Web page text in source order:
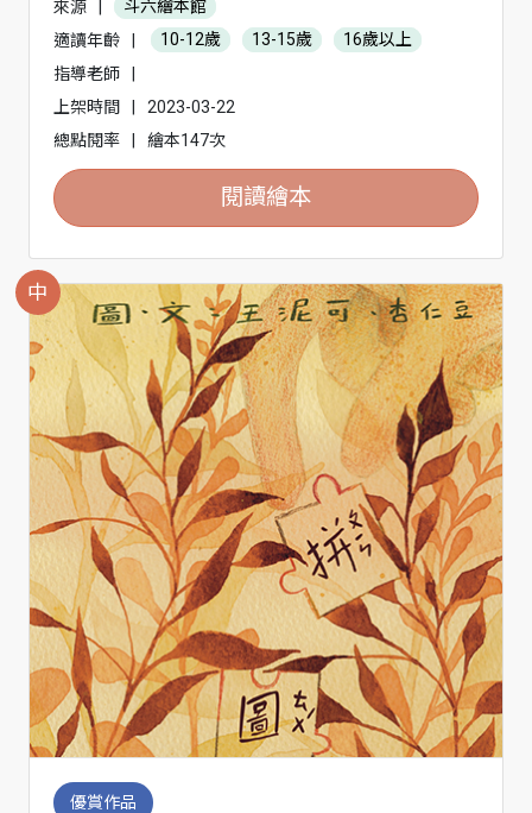
來源
斗六繪本館
適讀年齡
| 10-12歲 13-15歲
16歲以上
指導老師
|
上架時間
|
2023-03-22
總點閱率
| 繪本147次
閱讀繪本
中
優賞作品